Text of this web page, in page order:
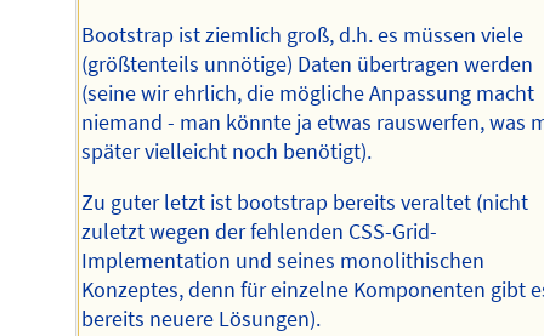
Bootstrap ist ziemlich groß, d.h. es müssen viele
(größtenteils unnötige) Daten übertragen werden
(seine wir ehrlich, die mögliche Anpassung macht
niemand - man könnte ja etwas rauswerfen, was
später vielleicht noch benötigt).
Zu guter letzt ist bootstrap bereits veraltet (nicht
zuletzt wegen der fehlenden CSS-Grid-
Implementation und seines monolithischen
Konzeptes, denn für einzelne Komponenten gibt
bereits neuere Lösungen).